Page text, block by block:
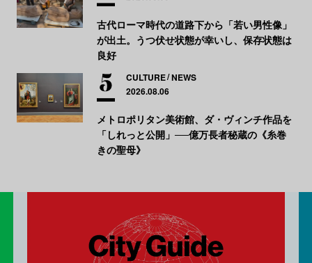
古代ローマ時代の道路下から「若い男性像」
が出土。うつ伏せ状態が幸いし、保存状態は
良好
CULTURE NEWS
2026.08.06
メトロポリタン美術館、ダ・ヴィンチ作品を
「しれっと公開」──億万長者秘蔵の《糸巻
きの聖母》